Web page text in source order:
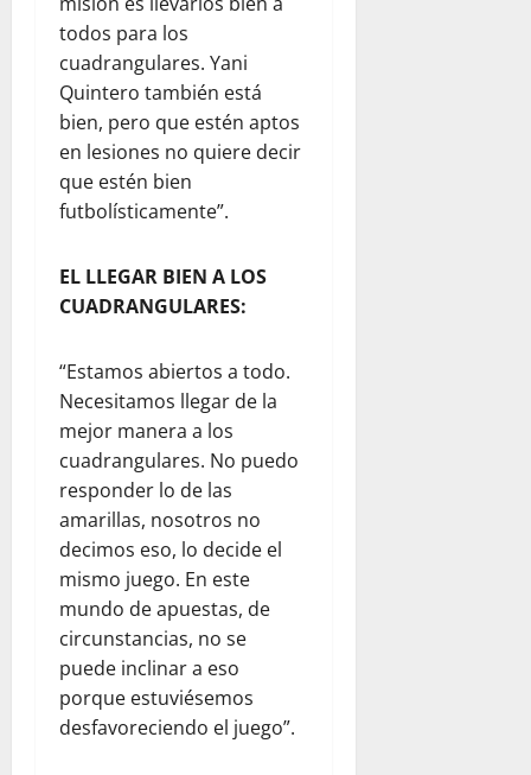
todos para los
cuadrangulares. Yani
Quintero también está
bien, pero que estén aptos
en lesiones no quiere decir
que estén bien
futbolísticamente”.
EL LLEGAR BIEN A LOS
CUADRANGULARES:
“Estamos abiertos a todo.
Necesitamos llegar de la
mejor manera a los
cuadrangulares. No puedo
responder lo de las
amarillas, nosotros no
decimos eso, lo decide el
mismo juego. En este
mundo de apuestas, de
circunstancias, no se
puede inclinar a eso
porque estuviésemos
desfavoreciendo el juego”.